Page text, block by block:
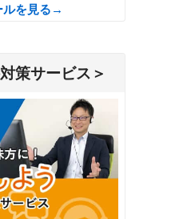
ルを見る→
策サービス＞